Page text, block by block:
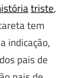
triste,
tem
indicação,
pais de